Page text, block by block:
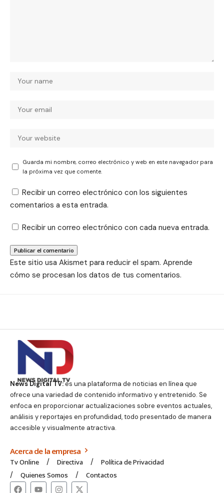
Guarda mi nombre, correo electrónico y web en este navegador para
la próxima vez que comente.
Recibir un correo electrónico con los siguientes
comentarios a esta entrada.
Recibir un correo electrónico con cada nueva entrada.
Este sitio usa Akismet para reducir el spam. Aprende
cómo se procesan los datos de tus comentarios.
News Digital TV:es una plataforma de noticias en línea que
ofrece una variedad de contenido informativo y entretenido. Se
enfoca en proporcionar actualizaciones sobre eventos actuales,
análisis y reportajes en profundidad, todo presentado de manera
accesible y visualmente atractiva.
Acerca de la empresa
Tv Online Directiva
Política de Privacidad
Quienes Somos
Contactos